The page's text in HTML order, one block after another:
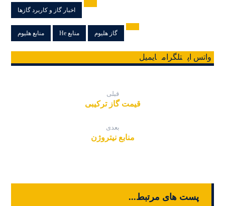
اخبار گاز و کاربرد گازها
گاز هلیوم منابع He منابع هلیوم
واتس اپ تلگرام ایمیل
قبلی
قیمت گاز ترکیبی
بعدی
منابع نیتروژن
پست های مرتبط...